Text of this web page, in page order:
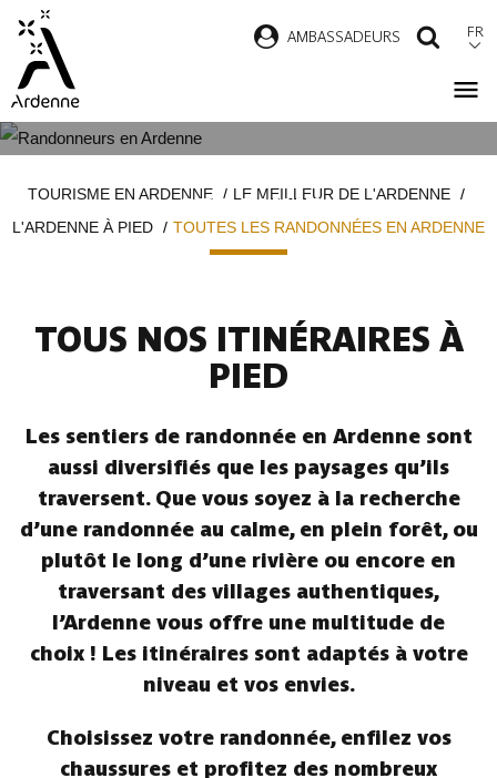
contenu
principal
AMBASSADEURS FR
ARDENNE
d'ArianeTOURISME EN ARDENNE
LE MEILLEUR DE L'ARDENNE
L'ARDENNE À PIED
TOUTES LES RANDONNÉES EN ARDENNE
TOUS NOS ITINÉRAIRES À
PIED
Les sentiers de randonnée en Ardenne sont
aussi diversifiés que les paysages qu’ils
traversent. Que vous soyez à la recherche
d’une randonnée au calme, en plein forêt, ou
plutôt le long d’une rivière ou encore en
traversant des villages authentiques,
l’Ardenne vous offre une multitude de
choix ! Les itinéraires sont adaptés à votre
niveau et vos envies.
Choisissez votre randonnée, enfilez vos
chaussures et profitez des nombreux